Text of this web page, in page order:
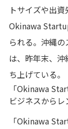
トサイズや出
Okinawa
られる。沖縄
は、昨年末、
ち上げている。
「Okinawa
ビジネスから
「Okinawa